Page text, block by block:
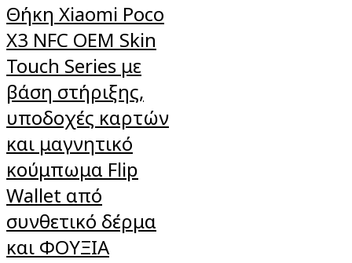
Θήκη Xiaomi Poco
X3 NFC OEM Skin
Touch Series με
βάση στήριξης,
υποδοχές καρτών
και μαγνητικό
κούμπωμα Flip
Wallet από
συνθετικό δέρμα
και ΦΟΥΞΙΑ